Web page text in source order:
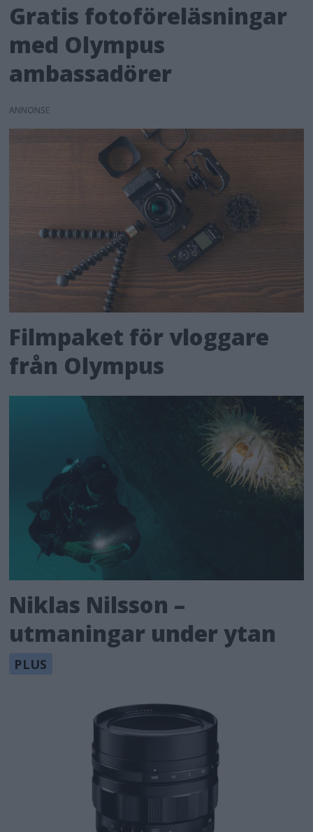
Gratis fotoföreläsningar
med Olympus
ambassadörer
ANNONS
Filmpaket för vloggare
från Olympus
Niklas Nilsson –
utmaningar under ytan